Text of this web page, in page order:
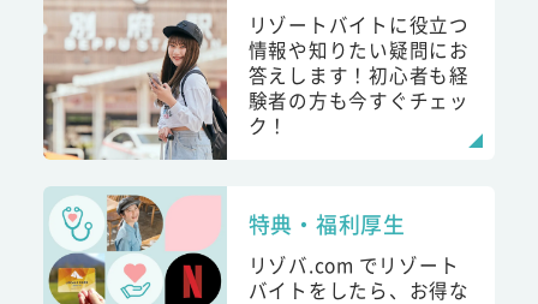
リゾートバイトに役立つ
情報や知りたい疑問にお
答えします！初心者も経
験者の方も今すぐチェッ
ク！
特典・福利厚生
リゾバ.com でリゾート
バイトをしたら、お得な